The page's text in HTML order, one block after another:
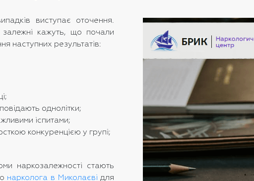
виступає оточення.
залежні кажуть, що почали
наступних результатів:
однолітки;
іспитами;
конкуренцією у групі;
наркозалежності стають
нарколога в Миколаєві для